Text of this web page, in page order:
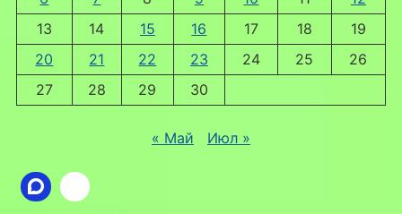
13
14 15 16 17 18
19
20
21 22 23 24 25
26
27
28 29 30
« Май Июл »